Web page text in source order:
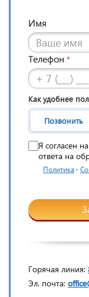
Имя
Телефон *
Как удобнее
Позвонить
Я согласен
ответа на
Политика ·
Горячая линия:
Эл. почта: